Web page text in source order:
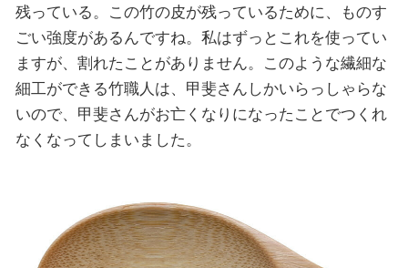
残っている。この竹の皮が残っているために、ものす
ごい強度があるんですね。私はずっとこれを使ってい
ますが、割れたことがありません。このような繊細な
細工ができる竹職人は、甲斐さんしかいらっしゃらな
いので、甲斐さんがお亡くなりになったことでつくれ
なくなってしまいました。